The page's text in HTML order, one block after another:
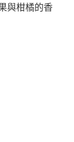
與柑橘的香